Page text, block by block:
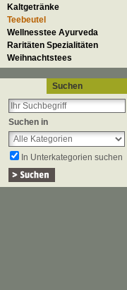
Kaltgetränke
Teebeutel
Wellnesstee Ayurveda
Raritäten Spezialitäten
Weihnachtstees
Suchen
Suchen in
In Unterkategorien suchen